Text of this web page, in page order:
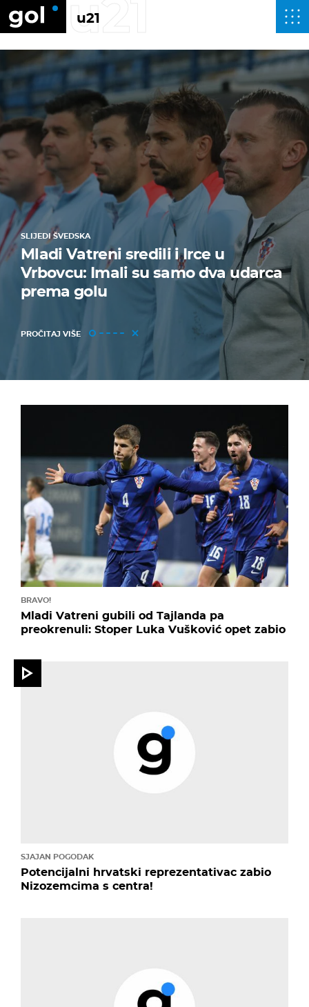
u21
u21
SLIJEDI ŠVEDSKA
Mladi Vatreni sredili i Irce u
Vrbovcu: Imali su samo dva udarca
prema golu
PROČITAJ VIŠE
BRAVO!
Mladi Vatreni gubili od Tajlanda pa
preokrenuli: Stoper Luka Vušković opet zabio
SJAJAN POGODAK
Potencijalni hrvatski reprezentativac zabio
Nizozemcima s centra!